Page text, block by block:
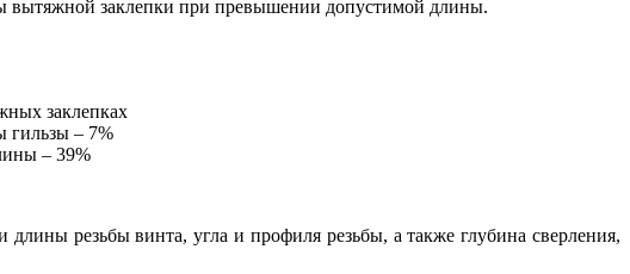
вытяжной заклепки при превышении допустимой длины.
заклепках
гильзы – 7%
– 39%
резьбы винта, угла и профиля резьбы, а также глубина сверления,